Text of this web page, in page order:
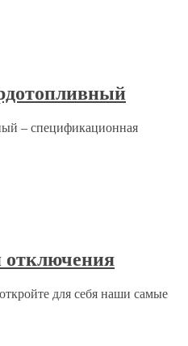
– спецификационная
отключения
для себя наши самые